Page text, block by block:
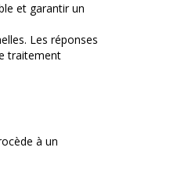
et garantir un
Les réponses
traitement
à un